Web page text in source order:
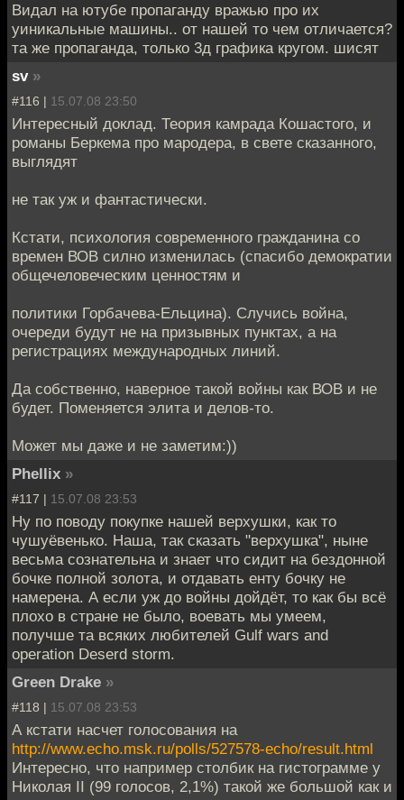
Видал на ютубе пропаганду вражью про их
уиникальные машины.. от нашей то чем отличается?
та же пропаганда, только 3д графика кругом. шисят
sv »
#116 | 15.07.08 23:50
Интересный доклад. Теория камрада Кошастого, и
романы Беркема про мародера, в свете сказанного,
выглядят
не так уж и фантастически.
Кстати, психология современного гражданина со
времен ВОВ силно изменилась (спасибо демократии
общечеловеческим ценностям и
политики Горбачева-Ельцина). Случись война,
очереди будут не на призывных пунктах, а на
регистрациях международных линий.
Да собственно, наверное такой войны как ВОВ и не
будет. Поменяется элита и делов-то.
Может мы даже и не заметим:))
Phellix »
#117 | 15.07.08 23:53
Ну по поводу покупке нашей верхушки, как то
чушуёвенько. Наша, так сказать "верхушка", ныне
весьма сознательна и знает что сидит на бездонной
бочке полной золота, и отдавать енту бочку не
намерена. А если уж до войны дойдёт, то как бы всё
плохо в стране не было, воевать мы умеем,
получше та всяких любителей Gulf wars and
operation Deserd storm.
Green Drake »
#118 | 15.07.08 23:53
А кстати насчет голосования на
http://www.echo.msk.ru/polls/527578-echo/result.html
Интересно, что например столбик на гистограмме у
Николая II (99 голосов, 2,1%) такой же большой как и